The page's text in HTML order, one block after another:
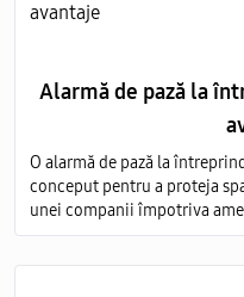
Alarmă de pază la
O alarmă de pază la
conceput pentru a proteja
unei companii împotriva
evenimente nedorite.